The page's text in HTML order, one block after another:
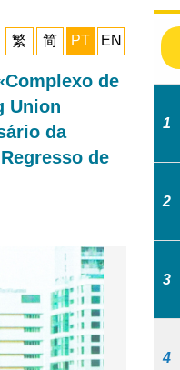
繁 简 PT EN
de
Union
da
de
1
2
3
4